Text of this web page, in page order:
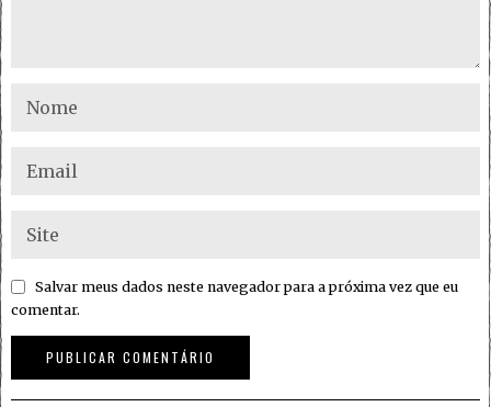
Salvar meus dados neste navegador para a próxima vez que eu
comentar.